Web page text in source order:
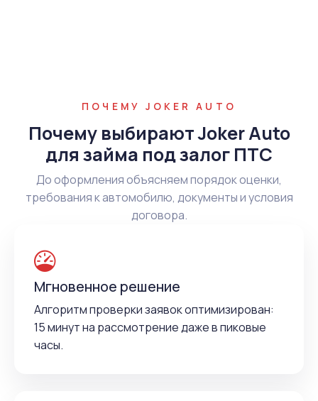
ПОЧЕМУ JOKER AUTO
Почему выбирают Joker Auto
для займа под залог ПТС
До оформления объясняем порядок оценки,
требования к автомобилю, документы и условия
договора.
Мгновенное решение
Алгоритм проверки заявок оптимизирован:
15 минут на рассмотрение даже в пиковые
часы.